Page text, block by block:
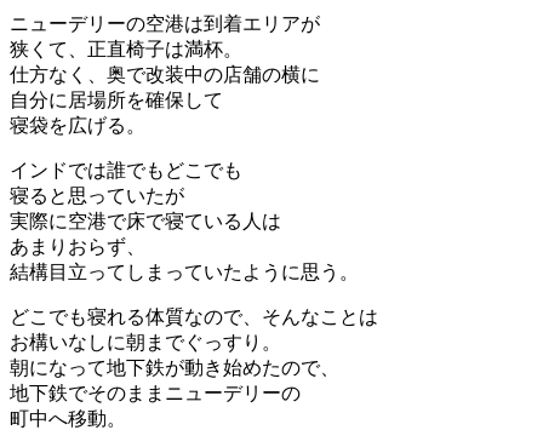
ニューデリーの空港は到着エリアが
狭くて、正直椅子は満杯。
仕方なく、奥で改装中の店舗の横に
自分に居場所を確保して
寝袋を広げる。
インドでは誰でもどこでも
寝ると思っていたが
実際に空港で床で寝ている人は
あまりおらず、
結構目立ってしまっていたように思う。
どこでも寝れる体質なので、そんなことは
お構いなしに朝までぐっすり。
朝になって地下鉄が動き始めたので、
地下鉄でそのままニューデリーの
町中へ移動。